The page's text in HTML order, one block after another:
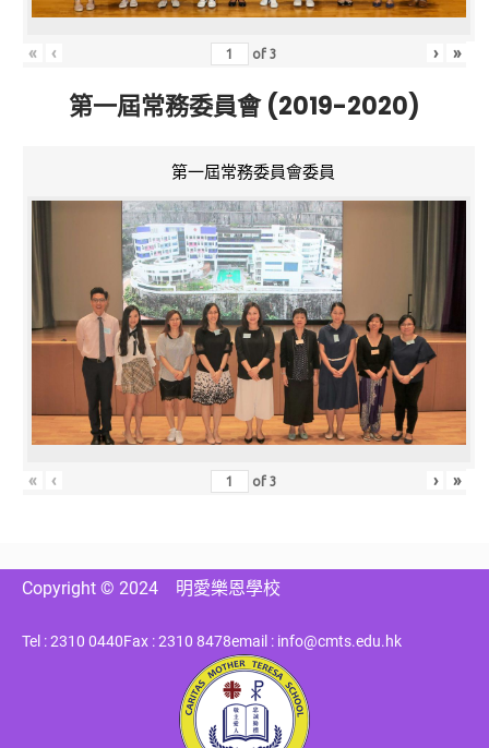
« ‹ of3 › »
第一屆常務委員會 (2019-2020)
第一屆常務委員會委員
« ‹ of3 › »
Copyright © 2024 明愛樂恩學校
Tel : 2310 0440Fax : 2310 8478email : info@cmts.edu.hk